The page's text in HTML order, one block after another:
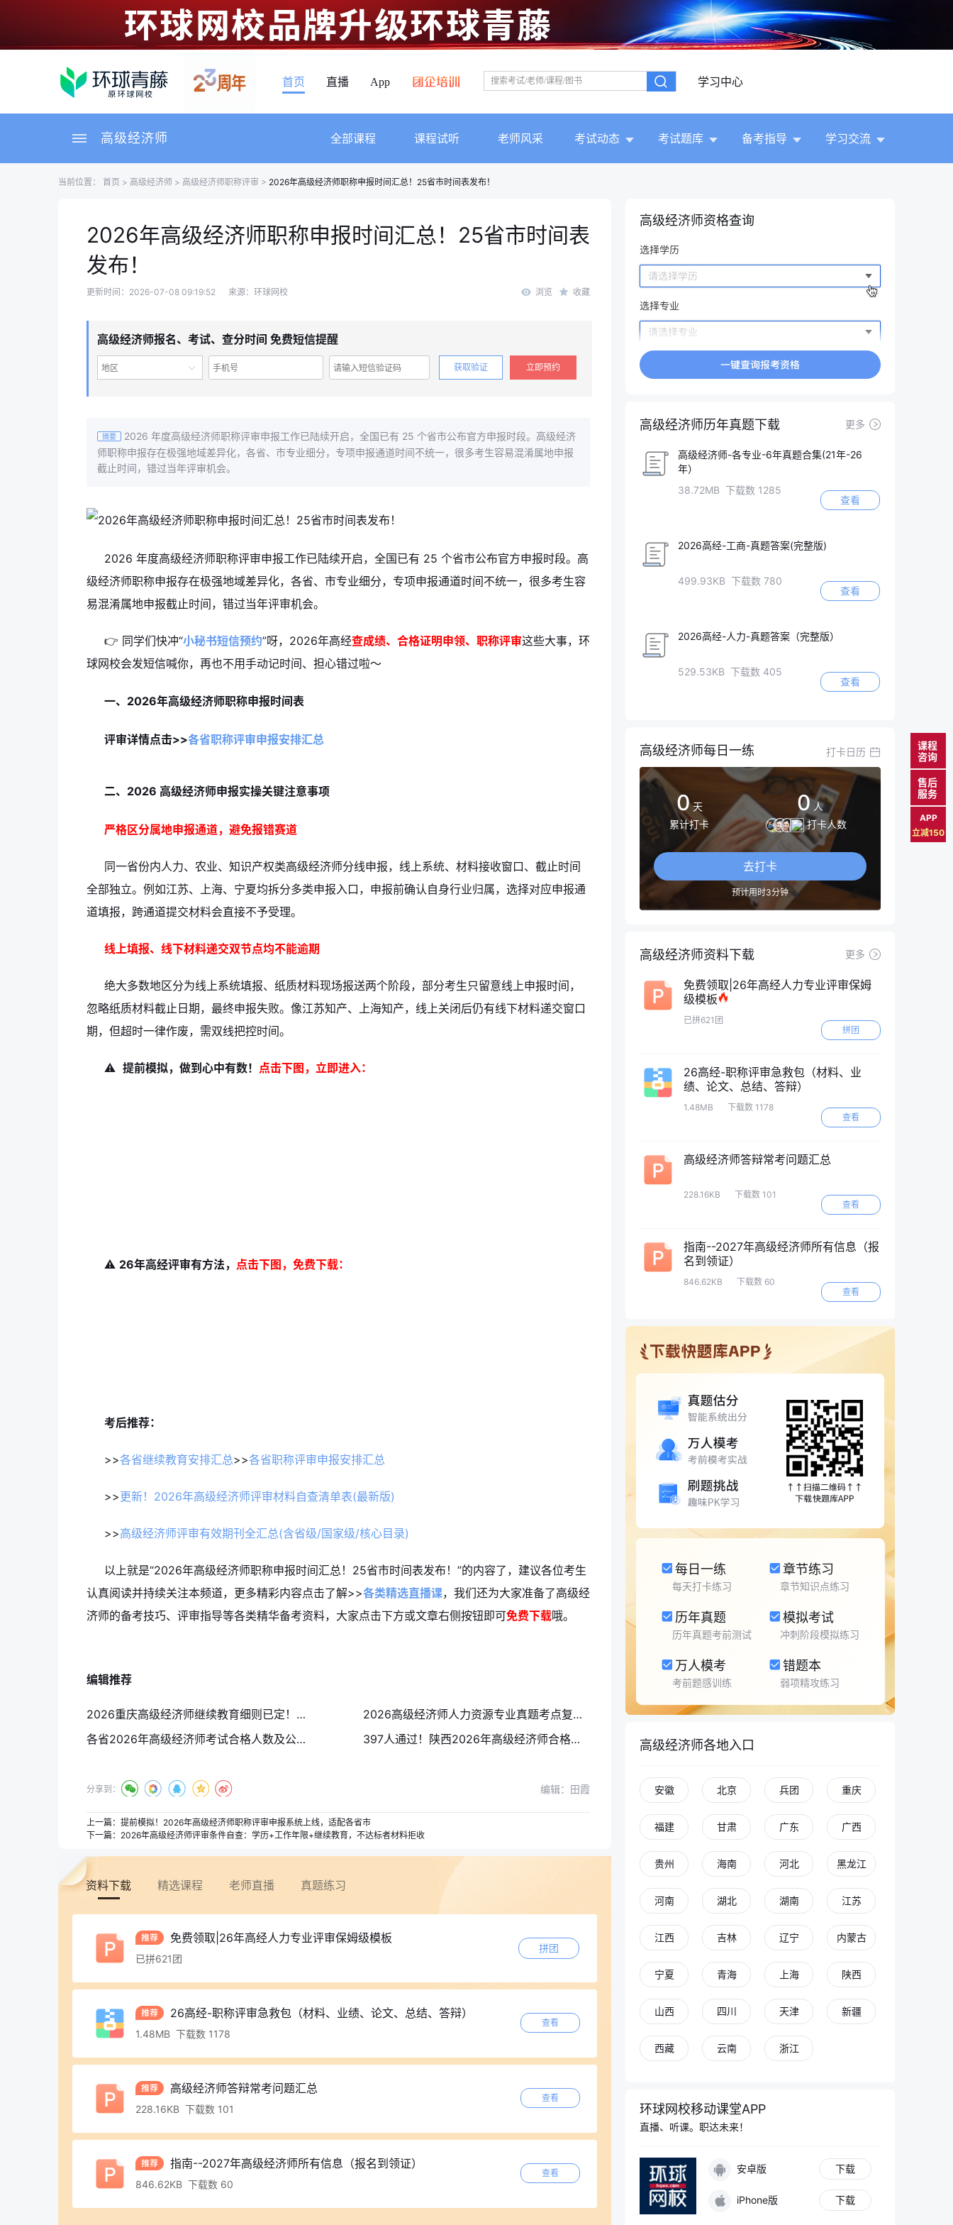
首页 直播 App 学习中心
高级经济师 全部课程 课程试听 老师风采 考试动态 考试题库 备考指导 学习交流
当前位置： 首页 > 高级经济师 > 高级经济师职称评审 > 2026年高级经济师职称申报时间汇总！25省市时间表发布！
2026年高级经济师职称申报时间汇总！25省市时间表
发布！
更新时间：2026-07-08 09:19:52 来源：环球网校 浏览 收藏
高级经济师报名、考试、查分时间 免费短信提醒
地区 获取验证 立即预约
摘要
2026 年度高级经济师职称评审申报工作已陆续开启，全国已有 25 个省市公布官方申报时段。高级经济
师职称申报存在极强地域差异化，各省、市专业细分，专项申报通道时间不统一，很多考生容易混淆属地申报
截止时间，错过当年评审机会。
2026 年度高级经济师职称评审申报工作已陆续开启，全国已有 25 个省市公布官方申报时段。高
级经济师职称申报存在极强地域差异化，各省、市专业细分，专项申报通道时间不统一，很多考生容
易混淆属地申报截止时间，错过当年评审机会。
👉 同学们快冲“小秘书短信预约”呀，2026年高经查成绩、合格证明申领、职称评审这些大事，环
球网校会发短信喊你，再也不用手动记时间、担心错过啦～
一、2026年高级经济师职称申报时间表
评审详情点击>>各省职称评审申报安排汇总
二、2026 高级经济师申报实操关键注意事项
严格区分属地申报通道，避免报错赛道
同一省份内人力、农业、知识产权类高级经济师分线申报，线上系统、材料接收窗口、截止时间
全部独立。例如江苏、上海、宁夏均拆分多类申报入口，申报前确认自身行业归属，选择对应申报通
道填报，跨通道提交材料会直接不予受理。
线上填报、线下材料递交双节点均不能逾期
绝大多数地区分为线上系统填报、纸质材料现场报送两个阶段，部分考生只留意线上申报时间，
忽略纸质材料截止日期，最终申报失败。像江苏知产、上海知产，线上关闭后仍有线下材料递交窗口
期，但超时一律作废，需双线把控时间。
⚠️ 提前模拟，做到心中有数！ 点击下图，立即进入：
⚠️ 26年高经评审有方法， 点击下图，免费下载：
考后推荐：
>>各省继续教育安排汇总>>各省职称评审申报安排汇总
>>更新！2026年高级经济师评审材料自查清单表(最新版)
>>高级经济师评审有效期刊全汇总(含省级/国家级/核心目录)
以上就是“2026年高级经济师职称申报时间汇总！25省市时间表发布！”的内容了，建议各位考生
认真阅读并持续关注本频道，更多精彩内容点击了解>>各类精选直播课，我们还为大家准备了高级经
济师的备考技巧、评审指导等各类精华备考资料，大家点击下方或文章右侧按钮即可免费下载哦。
编辑推荐
2026重庆高级经济师继续教育细则已定！各省高级经济师继续教育政策全梳理
2026高级经济师人力资源专业真题考点复盘：今年考了什么？27年大概率还考
各省2026年高级经济师考试合格人数及公示时间汇总（更新中）
397人通过！陕西2026年高级经济师合格人员名单公示，合格证明开始邮寄
分享到： 编辑：田霞
上一篇： 提前模拟！2026年高级经济师职称评审申报系统上线，适配各省市
下一篇： 2026年高级经济师评审条件自查：学历+工作年限+继续教育，不达标者材料拒收
资料下载 精选课程 老师直播 真题练习
免费领取|26年高经人力专业评审保姆级模板
已拼621团
拼团
26高经-职称评审急救包（材料、业绩、论文、总结、答辩）
1.48MB 下载数 1178
查看
高级经济师答辩常考问题汇总
228.16KB 下载数 101
查看
指南--2027年高级经济师所有信息（报名到领证）
846.62KB 下载数 60
查看
高级经济师资格查询
高级经济师历年真题下载 更多
高级经济师-各专业-6年真题合集(21年-26
年）
38.72MB 下载数 1285
查看
2026高经-工商-真题答案(完整版)
499.93KB 下载数 780
查看
2026高经-人力-真题答案（完整版）
529.53KB 下载数 405
查看
高级经济师每日一练 打卡日历
0 天
累计打卡
0 人
打卡人数
去打卡
预计用时3分钟
高级经济师资料下载 更多
免费领取|26年高经人力专业评审保姆
级模板
已拼621团
拼团
26高经-职称评审急救包（材料、业
绩、论文、总结、答辩）
1.48MB
下载数 1178
查看
高级经济师答辩常考问题汇总
228.16KB
下载数 101
查看
指南--2027年高级经济师所有信息（报
名到领证）
846.62KB
下载数 60
查看
每日一练
每天打卡练习
章节练习
章节知识点练习
历年真题
历年真题考前测试
模拟考试
冲刺阶段模拟练习
万人模考
考前题感训练
错题本
弱项精攻练习
高级经济师各地入口
安徽 北京 兵团 重庆
福建 甘肃 广东 广西
贵州 海南 河北 黑龙江
河南 湖北 湖南 江苏
江西 吉林 辽宁 内蒙古
宁夏 青海 上海 陕西
山西 四川 天津 新疆
西藏 云南 浙江
环球网校移动课堂APP
直播、听课。职达未来！
安卓版 下载
iPhone版 下载
课程
咨询
售后
服务
APP
立减150